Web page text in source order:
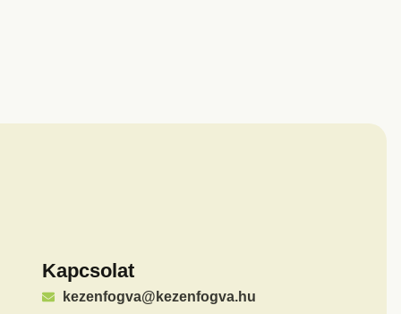
Kapcsolat
kezenfogva@kezenfogva.hu